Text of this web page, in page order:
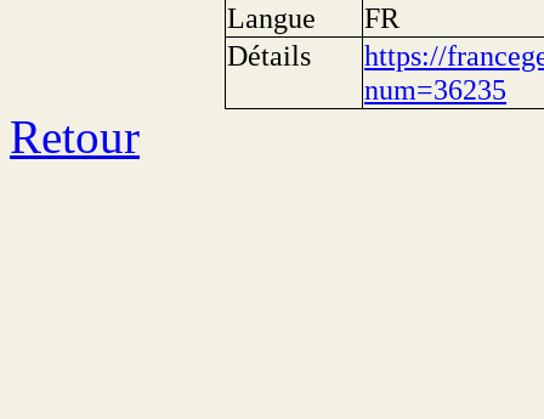
Langue
FR
Détails
https://
num=36235
Retour